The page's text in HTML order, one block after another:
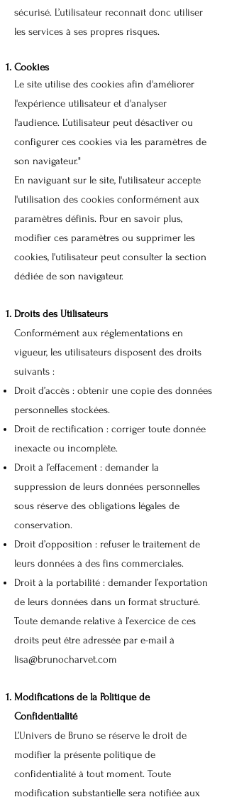
sécurisé. L’utilisateur reconnaît donc utiliser
les services à ses propres risques.
Cookies
Le site utilise des cookies afin d'améliorer
l'expérience utilisateur et d'analyser
l'audience. L’utilisateur peut désactiver ou
configurer ces cookies via les paramètres de
son navigateur."
En naviguant sur le site, l'utilisateur accepte
l'utilisation des cookies conformément aux
paramètres définis. Pour en savoir plus,
modifier ces paramètres ou supprimer les
cookies, l'utilisateur peut consulter la section
dédiée de son navigateur.
Droits des Utilisateurs
Conformément aux réglementations en
vigueur, les utilisateurs disposent des droits
suivants :
Droit d’accès : obtenir une copie des données
personnelles stockées.
Droit de rectification : corriger toute donnée
inexacte ou incomplète.
Droit à l’effacement : demander la
suppression de leurs données personnelles
sous réserve des obligations légales de
conservation.
Droit d’opposition : refuser le traitement de
leurs données à des fins commerciales.
Droit à la portabilité : demander l’exportation
de leurs données dans un format structuré.
Toute demande relative à l’exercice de ces
droits peut être adressée par e-mail à
lisa@brunocharvet.com
Modifications de la Politique de
Confidentialité
L’Univers de Bruno se réserve le droit de
modifier la présente politique de
confidentialité à tout moment. Toute
modification substantielle sera notifiée aux